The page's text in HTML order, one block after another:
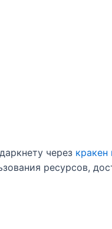
через кракен
ресурсов,